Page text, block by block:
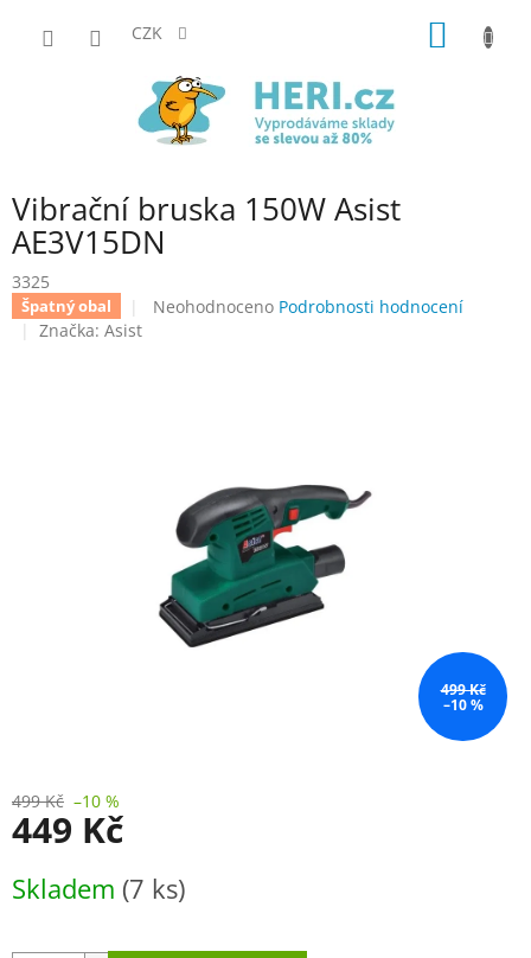
CZK
Vibrační bruska 150W Asist
AE3V15DN
3325
Špatný obal
Průměrné
Neohodnoceno Podrobnosti hodnocení
Značka: Asist
499 Kč
–10 %
499 Kč –10 %
449 Kč
cena:
Skladem (7 ks)